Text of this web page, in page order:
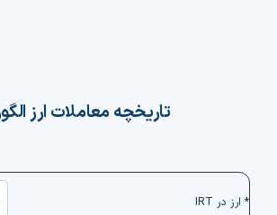
تاریخچه معاملات ارز
* ارز در IRT